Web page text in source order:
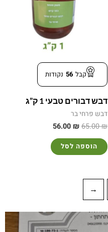
קבל 56 נקודות
דבש דבורים טבעי 1 ק”ג
דבש פרחי בר
65.00₪
56.00 ₪
הוספה לסל
←